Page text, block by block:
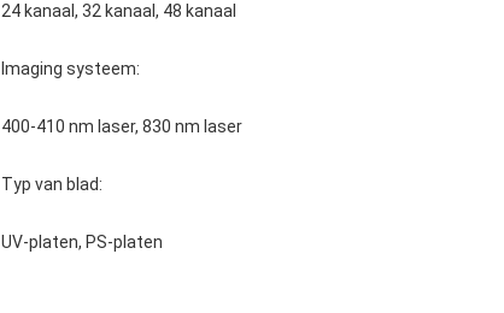
24 kanaal, 32 kanaal, 48 kanaal
Imaging systeem:
400-410 nm laser, 830 nm laser
Typ van blad:
UV-platen, PS-platen